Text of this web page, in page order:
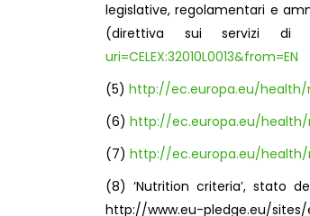
legislative, regolamentari e
(direttiva sui servizi di
uri=CELEX:32010L0013&from=EN
(5) http://ec.europa.eu/health/
(6) http://ec.europa.eu/health/
(7) http://ec.europa.eu/health/
(8) ‘Nutrition criteria’, stato
http://www.eu-pledge.eu/sites/